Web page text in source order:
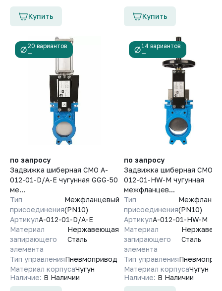
Купить Купить
20 вариантов
—
по запросу
Задвижка шиберная СМО A-
012-01-D/A-E чугунная GGG-50
ме...
Тип
присоединения
Межфланцевый
(PN10)
АртикулA-012-01-D/A-E
Материал
запирающего
элемента
Нержавеющая
Сталь
Тип управленияПневмопривод
Материал корпусаЧугун
Наличие: В Наличии
14 вариантов
—
по запросу
Задвижка шиберная СМО A-
012-01-HW-M чугунная
межфланцев...
Тип
присоединения(PN10)
АртикулA-012-01-HW-M
Материал
запирающего
элемента
Сталь
Тип управления
Материал корпусаЧугун
Наличие: В Наличии